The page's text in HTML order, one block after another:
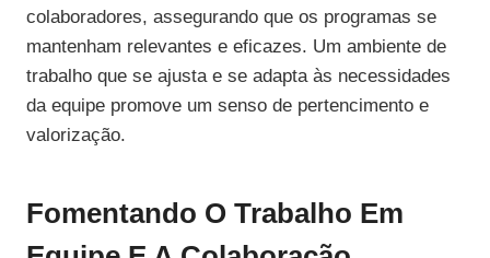
colaboradores, assegurando que os programas se
mantenham relevantes e eficazes. Um ambiente de
trabalho que se ajusta e se adapta às necessidades
da equipe promove um senso de pertencimento e
valorização.
Fomentando O Trabalho Em